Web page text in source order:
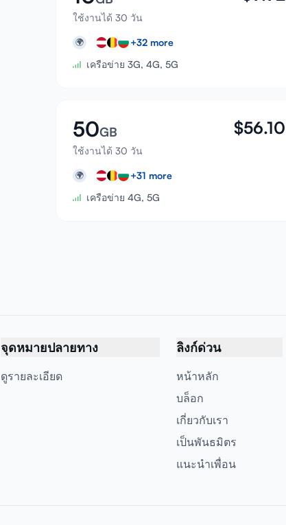
ใช้งานได้ 30 วัน
🌍 +32 more
เครือข่าย 3G, 4G, 5G
50GB
ใช้งานได้ 30 วัน
$56.10
🌍 +31 more
เครือข่าย 4G, 5G
จุดหมายปลายทาง
ดูรายละเอียด
ลิงก์ด่วน
หน้าหลัก
บล็อก
เกี่ยวกับเรา
เป็นพันธมิตร
แนะนำเพื่อน